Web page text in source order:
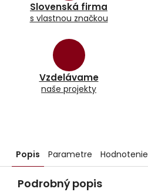
Slovenská firma
s vlastnou značkou
Vzdelávame
naše projekty
Popis Parametre Hodnotenie
Podrobný popis